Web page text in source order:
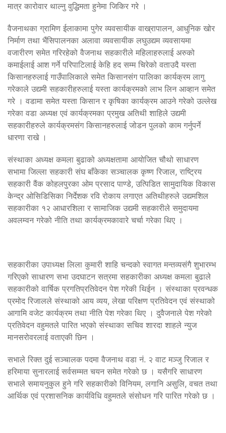
मात्र कारोवार थाल्नु वुद्धिमता हुनेमा जिकिर गरे ।
वैजनाथका ग्रामिण ईलाकामा पुगेर व्यवसायीक वाख्रापालन, आधुनिक खोर
निर्माण तथा भैंसिपालनका अलावा व्यवसायीक लघुउद्यम व्यवसायमा
वजारीरण समेत गरिरहेको वैजनाथ सहकारीले महिलाहरुलाई अरुको
कमाईलाई आश गर्ने परिपाटिलाई केहि हद सम्म चिरेको वताउदै यस्ता
किसानहरुलाई गाउँपालिकाले समेत किसानसंग पालिका कार्यक्रम लागु
गरेकाले उद्यमी सहकारीहरुलाई यस्ता कार्यक्रमको लाभ लिन आव्हान समेत
गरे । वडामा समेत यस्ता किसान र कृषिका कार्यक्रम आउने गरेको उल्लेख
गरेका वडा अध्यक्ष एवं कार्यक्रमका प्रमुख अतिथी शाहिले उद्यमी
सहकारीहरुले कार्यक्रमसंग किसानहरुलाई जोडन पुलको काम गर्नुपर्ने
धारणा राखे ।
संस्थाका अध्यक्ष कमला बुढाको अध्यक्षतामा आयोजित चौथो साधारण
सभामा जिल्ला सहकारी संघ बाँकेका सञ्चालक कृष्ण रिजाल, राष्ट्रिय
सहकारी वैंक कोहलपुरका ओम प्रसाद पाण्डे, उत्पिडित सामुदायिक विकास
केन्द्र ओसिडिसिका निर्देशक रवि रोकाय लगाएत अतिथीहरुले उद्यमशिल
सहकारीका १२ आधारशिला र सामाजिक उद्यमी सहकारीले समुदायमा
अवलम्वन गरेको नीति तथा कार्यक्रमकावारे चर्चा गरेका थिए ।
सहकारीका उपाध्यक्ष लिला कुमारी शाहि चन्दको स्वागत मन्तव्यसंगै शुभारम्भ
गरिएको साधारण सभा उदघाटन सत्रमा सहकारीका अध्यक्ष कमला बुढाले
सहकारीको वार्षिक प्रगतिप्रतिवेदन पेश गरेकी थिईन । संस्थाका प्रवन्धक
प्रमोद रिजालले संस्थाको आय व्यय, लेखा परिक्षण प्रतिवेदन एवं संस्थाको
आगामि वजेट कार्यक्रम तथा नीति पेश गरेका थिए । दुवैजनाले पेश गरेको
प्रतिवेदन वहुमतले पारित भएको संस्थाका सचिव शारदा शाहले न्युज
मानसरोवरलाई वताएकी छिन ।
सभाले रिक्त दुई सञ्चालक पदमा वैजनाथ वडा नं. २ वाट मञ्जु रिजाल र
हरिमाया सुनारलाई सर्वसम्मत चयन समेत गरेको छ । यसैगरि साधारण
सभाले समायनुकुल हुने गरि सहकारीको विनियम, लगानि असुलि, वचत तथा
आर्थिक एवं प्रशासनिक कार्यविधि वहुमतले संसोधन गरि पारित गरेको छ ।